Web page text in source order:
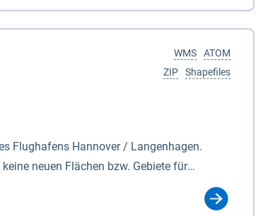
im Osten und Hohnstorf (Elbe) im Westen
umfasst Teile der Landkreise
ATOM
WMS
Shapefiles
ZIP
Flughafens Hannover / Langenhagen.
neuen Flächen bzw. Gebiete für